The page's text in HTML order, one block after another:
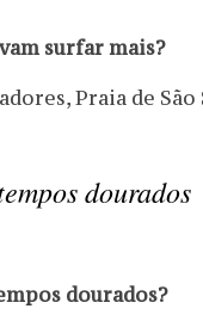
surfar mais?
Praia de
dourados
dourados?